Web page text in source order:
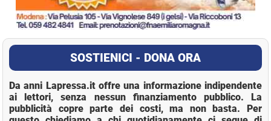
SOSTIENICI - DONA ORA
Da anni Lapressa.it offre una informazione indipendente
ai lettori, senza nessun finanziamento pubblico. La
pubblicità copre parte dei costi, ma non basta. Per